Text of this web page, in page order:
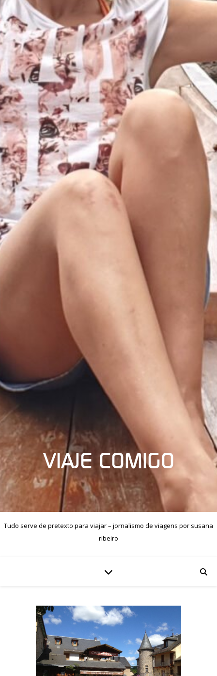
VIAJE COMIGO
Tudo serve de pretexto para viajar – jornalismo de viagens por susana
ribeiro